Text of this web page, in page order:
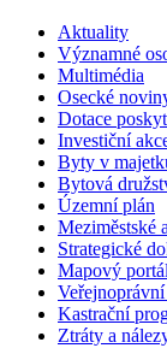
Aktuality
Významné
Multimédia
Osecké
Dotace
Investiční
Byty v
Bytová
Územní plán
Meziměstské
Strategické
Mapový portál
Kastrační
Ztráty a